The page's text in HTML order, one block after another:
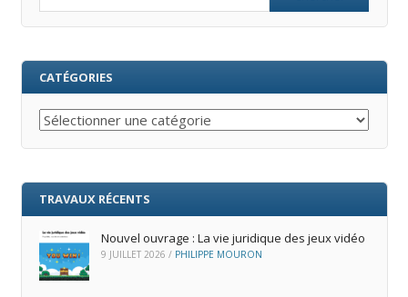
CATÉGORIES
Catégories
TRAVAUX RÉCENTS
Nouvel ouvrage : La vie juridique des jeux vidéo
9 JUILLET 2026 / PHILIPPE MOURON